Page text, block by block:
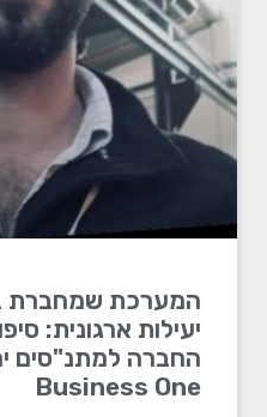
המערכת שמחברת
יעילות ארגונית:
Business One